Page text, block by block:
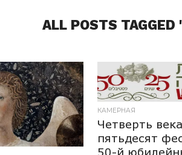
ALL POSTS
КАМЕРНАЯ
Четверть
пятьдесят
50-й